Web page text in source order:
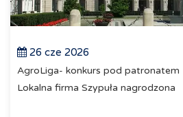
26 cze 2026
AgroLiga- konkurs pod patronatem
Lokalna firma Szypuła nagrodzona